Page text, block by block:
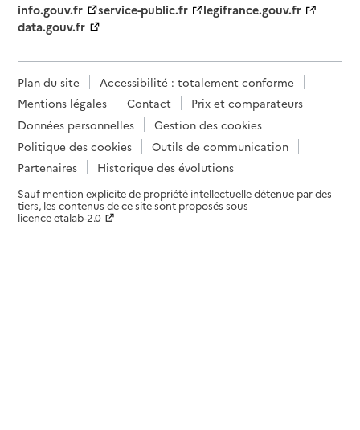
info.gouv.fr
service-public.fr
legifrance.gouv.fr
data.gouv.fr
Plan du site
Accessibilité : totalement conforme
Mentions légales
Contact
Prix et comparateurs
Données personnelles
Gestion des cookies
Politique des cookies
Outils de communication
Partenaires
Historique des évolutions
Sauf mention explicite de propriété intellectuelle détenue par des
tiers, les contenus de ce site sont proposés sous
licence etalab-2.0